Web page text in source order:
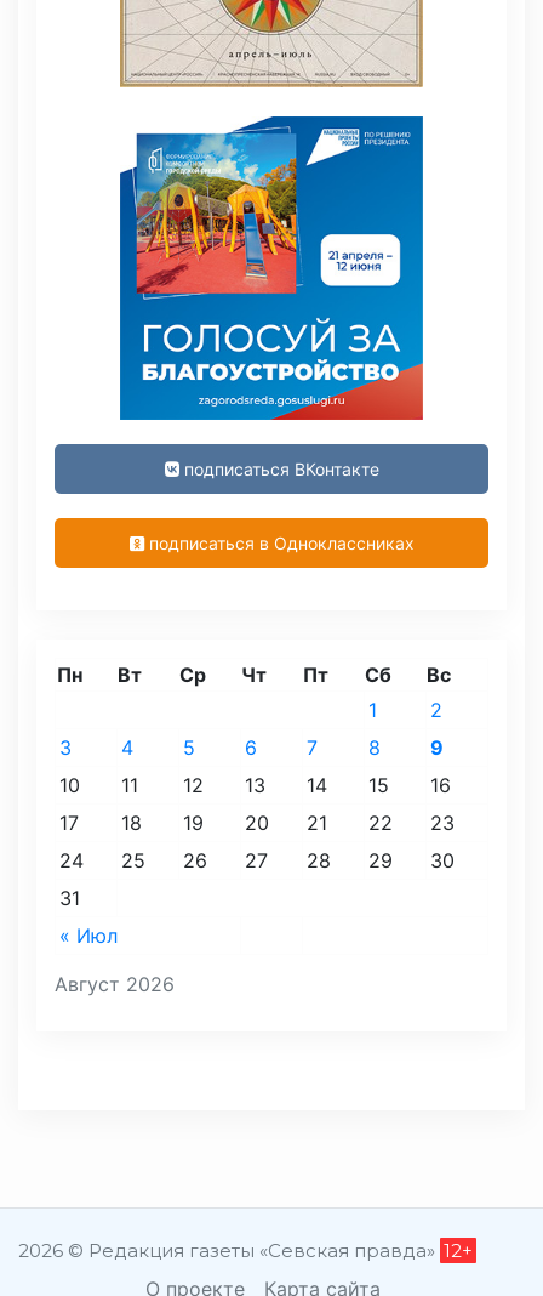
подписаться ВКонтакте
подписаться в Одноклассниках
Август 2026
Пн Вт Ср Чт Пт Сб Вс
« Июл
1
2
3
4 5 6 7 8
9
10
11 12 13 14 15
16
17
18 19 20 21 22
23
24
25 26 27 28 29
30
31
2026 © Редакция газеты «Севская правда» 12+
О проекте Карта сайта